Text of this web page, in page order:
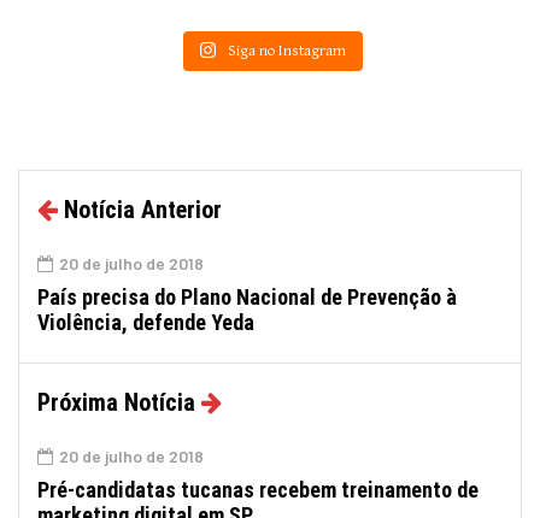
Siga no Instagram
Notícia Anterior
20 de julho de 2018
País precisa do Plano Nacional de Prevenção à
Violência, defende Yeda
Próxima Notícia
20 de julho de 2018
Pré-candidatas tucanas recebem treinamento de